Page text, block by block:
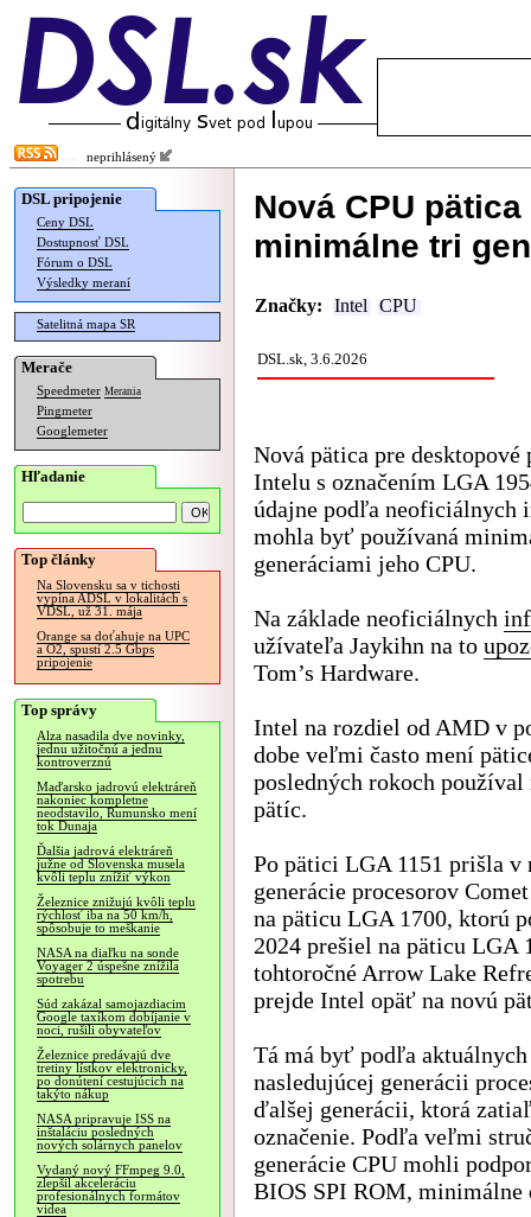
neprihlásený
DSL pripojenie
Ceny DSL
Dostupnosť DSL
Fórum o DSL
Výsledky meraní
Satelitná mapa SR
Merače
Speedmeter Merania
Pingmeter
Googlemeter
Hľadanie
Top články
Na Slovensku sa v tichosti
vypína ADSL v lokalitách s
VDSL, už 31. mája
Orange sa doťahuje na UPC
a O2, spustí 2.5 Gbps
pripojenie
Top správy
Alza nasadila dve novinky,
jednu užitočnú a jednu
kontroverznú
Maďarsko jadrovú elektráreň
nakoniec kompletne
neodstavilo, Rumunsko mení
tok Dunaja
Ďalšia jadrová elektráreň
južne od Slovenska musela
kvôli teplu znížiť výkon
Železnice znižujú kvôli teplu
rýchlosť iba na 50 km/h,
spôsobuje to meškanie
NASA na diaľku na sonde
Voyager 2 úspešne znížila
spotrebu
Súd zakázal samojazdiacim
Google taxíkom dobíjanie v
noci, rušili obyvateľov
Železnice predávajú dve
tretiny lístkov elektronicky,
po donútení cestujúcich na
takýto nákup
NASA pripravuje ISS na
inštaláciu posledných
nových solárnych panelov
Vydaný nový FFmpeg 9.0,
zlepšil akceleráciu
profesionálnych formátov
videa
Nová CPU
minimálne tri
Značky: Intel CPU
DSL.sk, 3.6.2026
Nová pätica pre desktopové
Intelu s označením LGA
údajne podľa neoficiálnych
mohla byť používaná
generáciami jeho CPU.
Na základe neoficiálnych
užívateľa Jaykihn na to
Tom’s Hardware.
Intel na rozdiel od AMD v
dobe veľmi často mení
posledných rokoch
pätíc.
Po pätici LGA 1151 prišla
generácie procesorov
na päticu LGA 1700, ktorú
2024 prešiel na päticu LGA
tohtoročné Arrow Lake
prejde Intel opäť na novú
Tá má byť podľa
nasledujúcej generácii
ďalšej generácii, ktorá
označenie. Podľa veľmi
generácie CPU mohli
BIOS SPI ROM, minimálne